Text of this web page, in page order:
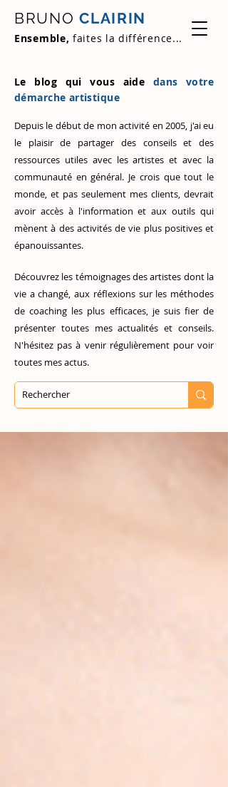
BRUNO CLAIRIN
Ensemble, faites la différence...
Le blog qui vous aide dans votre
démarche artistique
Depuis le début de mon activité en 2005, j'ai eu
le plaisir de partager des conseils et des
ressources utiles avec les artistes et avec la
communauté en général. Je crois que tout le
monde, et pas seulement mes clients, devrait
avoir accès à l'information et aux outils qui
mènent à des activités de vie plus positives et
épanouissantes.
Découvrez les témoignages des artistes dont la
vie a changé, aux réflexions sur les méthodes
de coaching les plus efficaces, je suis fier de
présenter toutes mes actualités et conseils.
N'hésitez pas à venir régulièrement pour voir
toutes mes actus.